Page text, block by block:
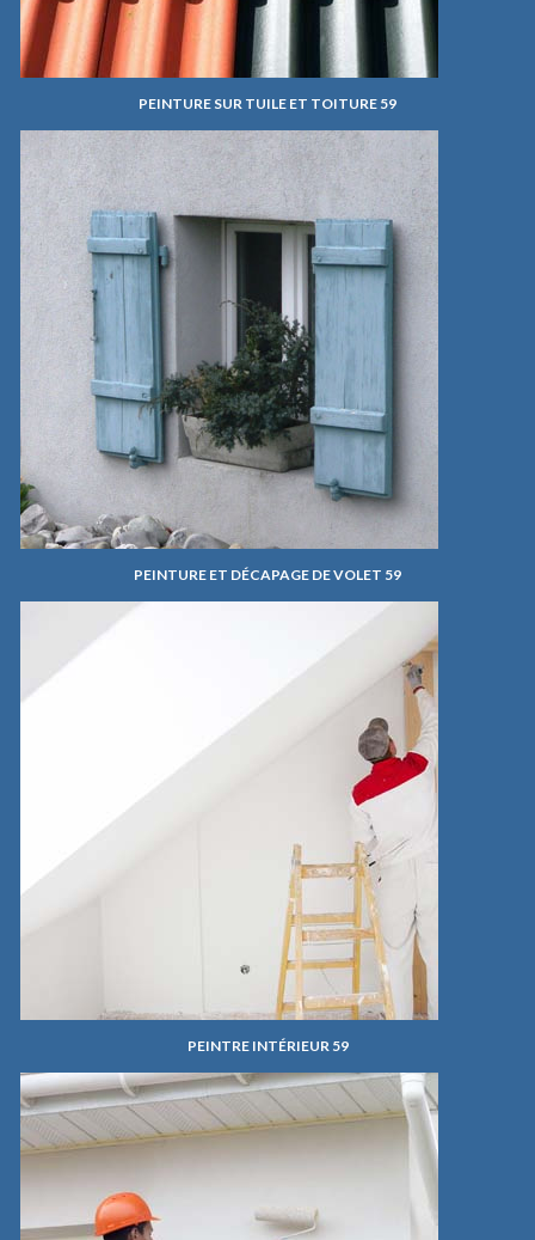
PEINTURE SUR TUILE ET TOITURE 59
PEINTURE ET DÉCAPAGE DE VOLET 59
PEINTRE INTÉRIEUR 59